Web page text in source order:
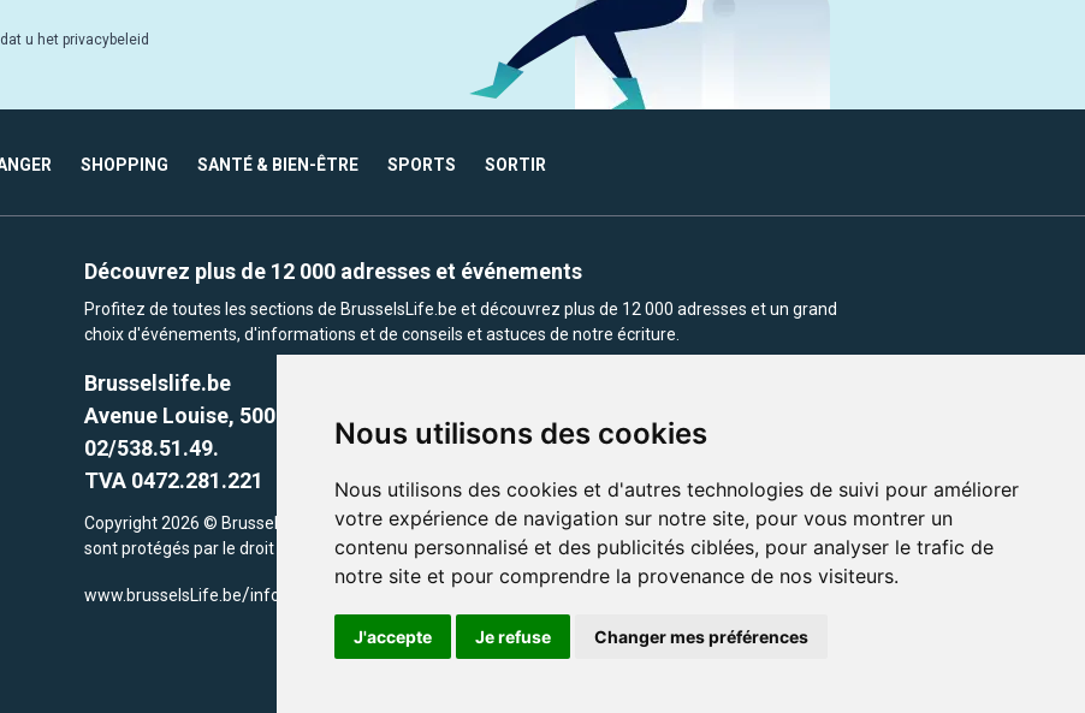
Nous utilisons des cookies
Nous utilisons des cookies et d'autres technologies de suivi pour améliorer
votre expérience de navigation sur notre site, pour vous montrer un
contenu personnalisé et des publicités ciblées, pour analyser le trafic de
notre site et pour comprendre la provenance de nos visiteurs.
J'accepte Je refuse Changer mes préférences
u het privacybeleid
SHOPPING SANTÉ & BIEN-ÊTRE SPORTS SORTIR
Découvrez plus de 12 000 adresses et événements
Profitez de toutes les sections de BrusselsLife.be et découvrez plus de 12 000 adresses et un grand
choix d'événements, d'informations et de conseils et astuces de notre écriture.
Brusselslife.be
Avenue Louise, 500 -1050 Ixelles, Brussels,
02/538.51.49.
TVA 0472.281.221
Copyright 2026 © Brusselslife.be Tous droits réservés. Le contenu et les images utilisés sur ce site
sont protégés par le droit d'auteur. la propriétaires respectifs.
www.brusselsLife.be/info@brusselslife.be